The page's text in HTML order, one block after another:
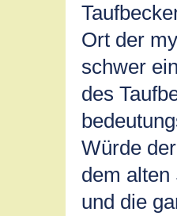
Ort der
schwer
des
Würde
dem
und die